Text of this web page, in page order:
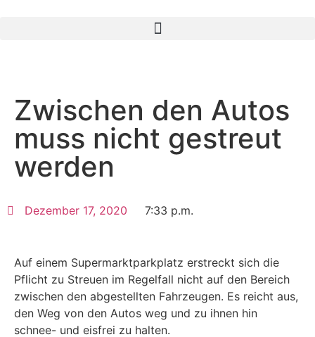
Zwi­schen den Autos
muss nicht gestreut
werden
Dezem­ber 17, 2020 7:33 p.m.
Auf einem Super­markt­park­platz erstreckt sich die
Pflicht zu Streu­en im Regel­fall nicht auf den Bereich
zwi­schen den abge­stell­ten Fahr­zeu­gen. Es reicht aus,
den Weg von den Autos weg und zu ihnen hin
schnee- und eis­frei zu hal­ten.